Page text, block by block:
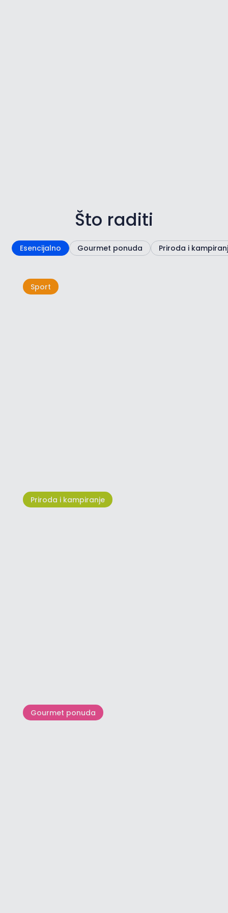
Što raditi
Esencijalno Gourmet ponuda Priroda i
Sport
Priroda i kampiranje
Gourmet ponuda